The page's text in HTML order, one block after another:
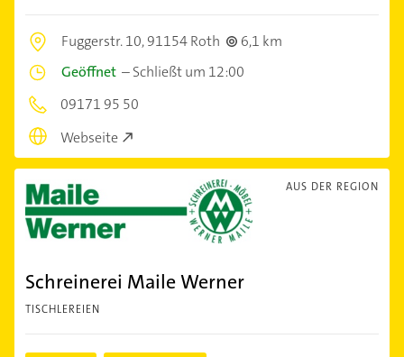
Fuggerstr. 10,91154 Roth
6,1 km
Geöffnet –Schließt um 12:00
09171 95 50
Webseite
AUS DER REGION
Schreinerei Maile Werner
TISCHLEREIEN